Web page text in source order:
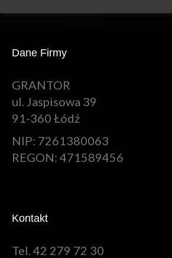
Dane Firmy
GRANTOR
ul. Jaspisowa 39
91-360 Łódź
NIP: 7261380063
REGON: 471589456
Kontakt
Tel. 42 279 72 30